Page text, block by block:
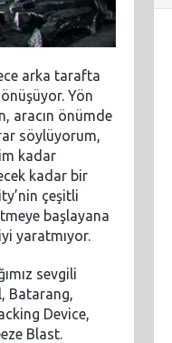
arka tarafta
Yön
aracın önümde
söylüyorum,
kadar
kadar bir
çeşitli
başlayana
yaratmıyor.
sevgili
Batarang,
Device,
Blast.